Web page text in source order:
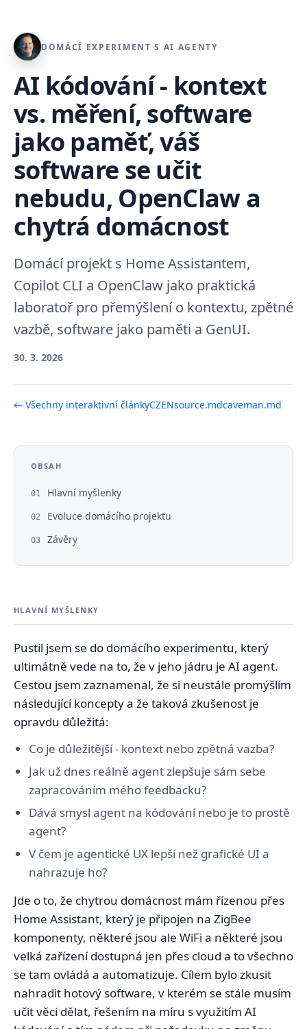
DOMÁCÍ EXPERIMENT S AI AGENTY
AI kódování - kontext
vs. měření, software
jako paměť, váš
software se učit
nebudu, OpenClaw a
chytrá domácnost
Domácí projekt s Home Assistantem,
Copilot CLI a OpenClaw jako praktická
laboratoř pro přemýšlení o kontextu, zpětné
vazbě, software jako paměti a GenUI.
30. 3. 2026
← Všechny interaktivní článkyCZENsource.mdcaveman.md
OBSAH
01 Hlavní myšlenky
02 Evoluce domácího projektu
03 Závěry
HLAVNÍ MYŠLENKY
Pustil jsem se do domácího experimentu, který
ultimátně vede na to, že v jeho jádru je AI agent.
Cestou jsem zaznamenal, že si neustále promýšlím
následující koncepty a že taková zkušenost je
opravdu důležitá:
Co je důležitější - kontext nebo zpětná vazba?
Jak už dnes reálně agent zlepšuje sám sebe
zapracováním mého feedbacku?
Dává smysl agent na kódování nebo je to prostě
agent?
V čem je agentické UX lepší než grafické UI a
nahrazuje ho?
Jde o to, že chytrou domácnost mám řízenou přes
Home Assistant, který je připojen na ZigBee
komponenty, některé jsou ale WiFi a některé jsou
velká zařízení dostupná jen přes cloud a to všechno
se tam ovládá a automatizuje. Cílem bylo zkusit
nahradit hotový software, v kterém se stále musím
učit věci dělat, řešením na míru s využitím AI